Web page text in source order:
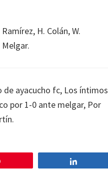
H. Colán, W.
Melgar.
de ayacucho fc, Los íntimos
por 1-0 ante melgar, Por